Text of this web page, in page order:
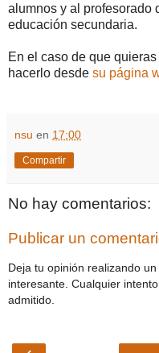
alumnos y al profesorado
educación secundaria.
En el caso de que quieras
hacerlo desde su página
nsu en 17:00
Compartir
No hay comentarios:
Publicar un
Deja tu opinión realizando
interesante. Cualquier
admitido.